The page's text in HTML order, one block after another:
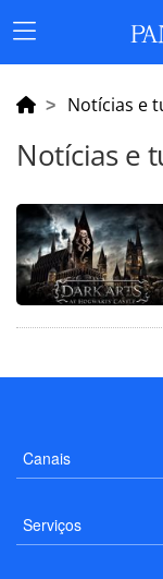
Menu
Principal
Notícias e
Notícias e
Canais
Serviços